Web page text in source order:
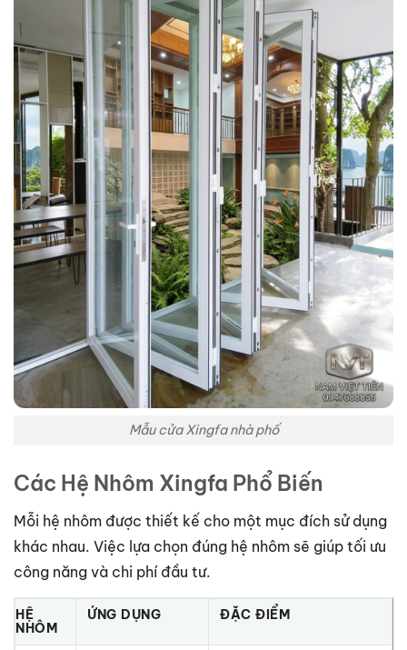
Mẫu cửa Xingfa nhà phố
Các Hệ Nhôm Xingfa Phổ Biến
Mỗi hệ nhôm được thiết kế cho một mục đích sử dụng
khác nhau. Việc lựa chọn đúng hệ nhôm sẽ giúp tối ưu
công năng và chi phí đầu tư.
HỆ
NHÔM
ỨNG DỤNG ĐẶC ĐIỂM